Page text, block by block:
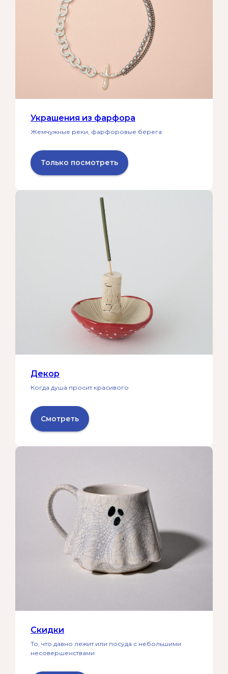
Украшения из фарфора
Жемчужные реки, фарфоровые берега
Только посмотреть
Декор
Когда душа просит красивого
Смотреть
Скидки
То, что давно лежит или посуда с небольшими
несовершенствами